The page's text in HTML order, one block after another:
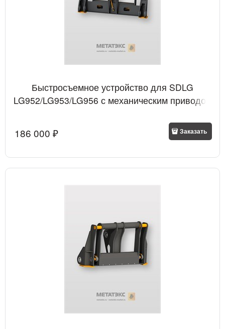
Быстросъемное устройство для SDLG
LG952/LG953/LG956 с механическим приводом
186 000 ₽ Заказать